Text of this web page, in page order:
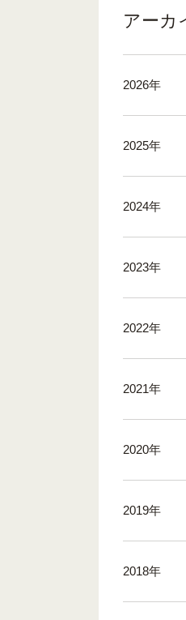
アーカ
2026年
2025年
2024年
2023年
2022年
2021年
2020年
2019年
2018年